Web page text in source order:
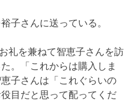
子さんに送っている。
礼を兼ねて智恵子さんを訪
。「これからは購入しま
子さんは「これぐらいの
目だと思って配ってくだ